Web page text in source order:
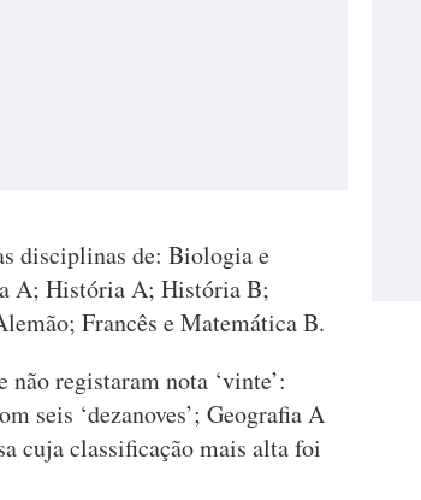
disciplinas de: Biologia e
A; História A; História B;
Francês e Matemática B.
registaram nota ‘vinte’:
seis ‘dezanoves’; Geografia A
cuja classificação mais alta foi